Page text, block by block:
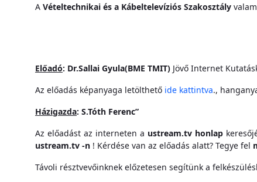
A Vételtechnikai és a Kábeltelevíziós Szakosztály
Előadó: Dr.Sallai Gyula(BME TMIT) Jövő Internet
Az előadás képanyaga letölthető ide kattintva.,
Házigazda: S.Tóth Ferenc”
Az előadást az interneten a ustream.tv honlap
ustream.tv -n ! Kérdése van az előadás alatt? Tegye fel
Távoli résztvevőinknek előzetesen segítünk a